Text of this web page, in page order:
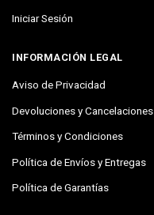
Iniciar Sesión
INFORMACIÓN LEGAL
Aviso de Privacidad
Devoluciones y Cancelaciones
Términos y Condiciones
Política de Envíos y Entregas
Política de Garantías